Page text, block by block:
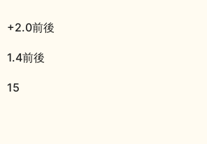
+2.0前後
1.4前後
15